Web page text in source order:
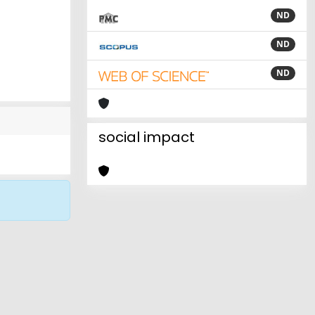
ND
ND
ND
social impact